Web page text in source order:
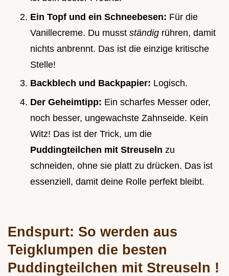
Ein Topf und ein Schneebesen: Für die
Vanillecreme. Du musst ständig rühren, damit
nichts anbrennt. Das ist die einzige kritische
Stelle!
Backblech und Backpapier: Logisch.
Der Geheimtipp: Ein scharfes Messer oder,
noch besser, ungewachste Zahnseide. Kein
Witz! Das ist der Trick, um die
Puddingteilchen mit Streuseln zu
schneiden, ohne sie platt zu drücken. Das ist
essenziell, damit deine Rolle perfekt bleibt.
Endspurt: So werden aus
Teigklumpen die besten
Puddingteilchen mit Streuseln !